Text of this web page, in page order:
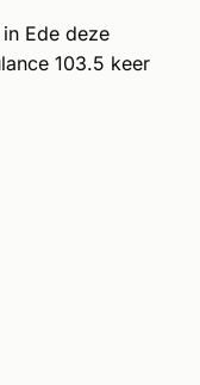
Ede deze
103.5 keer